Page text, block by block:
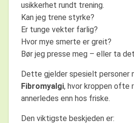
usikkerhet rundt trening.
Kan jeg trene styrke?
Er tunge vekter farlig?
Hvor mye smerte er greit?
Bør jeg presse meg – eller ta
Dette gjelder spesielt personer
Fibromyalgi, hvor kroppen ofte
annerledes enn hos friske.
Den viktigste beskjeden er: